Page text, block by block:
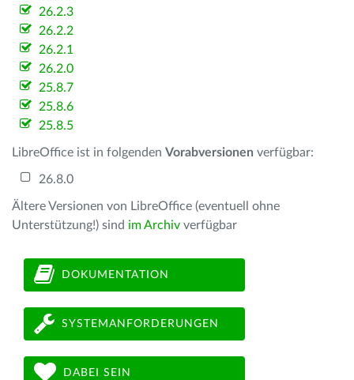
26.2.3
26.2.2
26.2.1
26.2.0
25.8.7
25.8.6
25.8.5
LibreOffice ist in folgenden Vorabversionen verfügbar:
26.8.0
Ältere Versionen von LibreOffice (eventuell ohne
Unterstützung!) sind im Archiv verfügbar
DOKUMENTATION
SYSTEMANFORDERUNGEN
DABEI SEIN